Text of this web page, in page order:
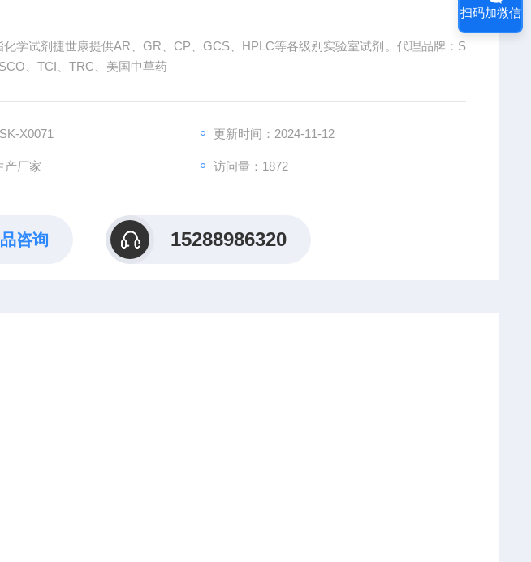
化学试剂捷世康提供AR、GR、CP、GCS、HPLC等各级别实验室试剂。代理品牌：S
、TCI、TRC、美国中草药
X0071 更新时间：2024-11-12
产厂家 访问量：1872
咨询 15288986320
扫码加微信